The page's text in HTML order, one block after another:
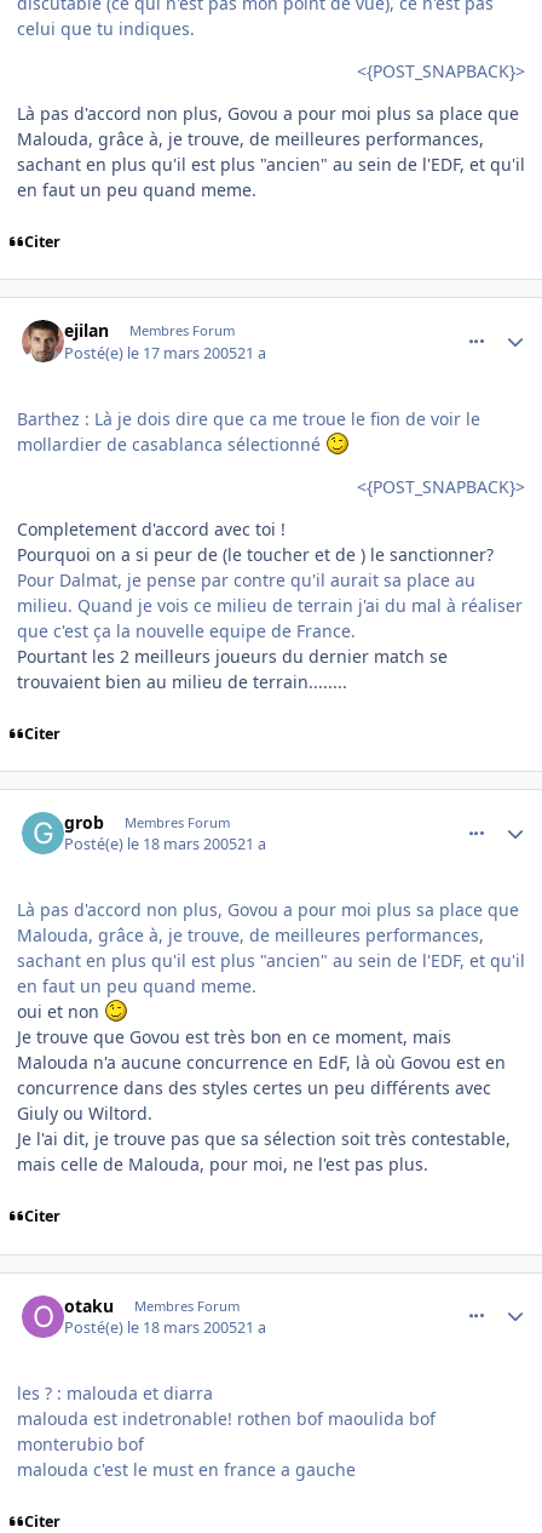
celui que tu indiques.
<{POST_SNAPBACK}>
Là pas d'accord non plus, Govou a pour moi plus sa place que
Malouda, grâce à, je trouve, de meilleures performances,
sachant en plus qu'il est plus "ancien" au sein de l'EDF, et qu'il
en faut un peu quand meme.
Citer
ejilan Membres Forum
Posté(e) le 17 mars 200521 a
Barthez : Là je dois dire que ca me troue le fion de voir le
mollardier de casablanca sélectionné
<{POST_SNAPBACK}>
Completement d'accord avec toi !
Pourquoi on a si peur de (le toucher et de ) le sanctionner?
Pour Dalmat, je pense par contre qu'il aurait sa place au
milieu. Quand je vois ce milieu de terrain j'ai du mal à réaliser
que c'est ça la nouvelle equipe de France.
Pourtant les 2 meilleurs joueurs du dernier match se
trouvaient bien au milieu de terrain........
Citer
grob Membres Forum
Posté(e) le 18 mars 200521 a
Là pas d'accord non plus, Govou a pour moi plus sa place que
Malouda, grâce à, je trouve, de meilleures performances,
sachant en plus qu'il est plus "ancien" au sein de l'EDF, et qu'il
en faut un peu quand meme.
oui et non
Je trouve que Govou est très bon en ce moment, mais
Malouda n'a aucune concurrence en EdF, là où Govou est en
concurrence dans des styles certes un peu différents avec
Giuly ou Wiltord.
Je l'ai dit, je trouve pas que sa sélection soit très contestable,
mais celle de Malouda, pour moi, ne l'est pas plus.
Citer
otaku Membres Forum
Posté(e) le 18 mars 200521 a
les ? : malouda et diarra
malouda est indetronable! rothen bof maoulida bof
monterubio bof
malouda c'est le must en france a gauche
Citer